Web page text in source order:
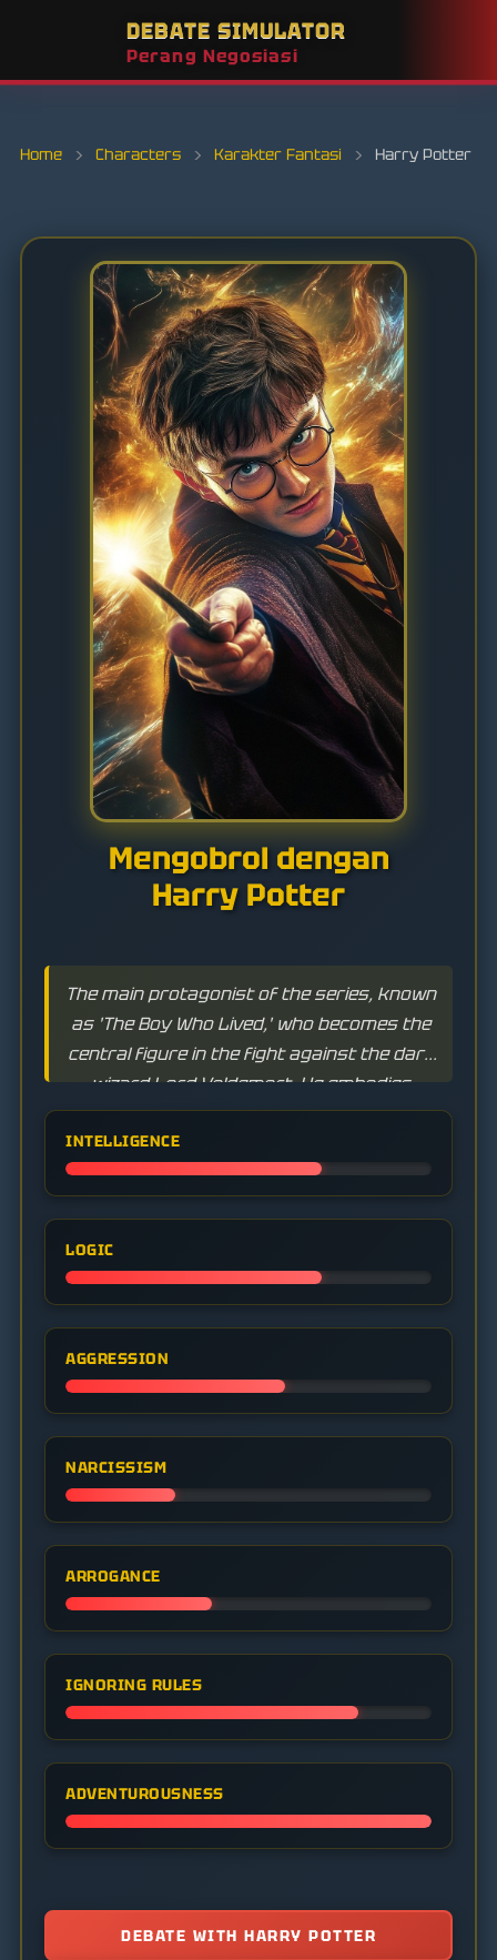
DEBATE SIMULATOR
Perang Negosiasi
Home › Characters › Karakter Fantasi › Harry Potter
Mengobrol dengan
Harry Potter
The main protagonist of the series, known
as 'The Boy Who Lived,' who becomes the
central figure in the fight against the dark
wizard Lord Voldemort. He embodies
bravery, loyalty, and the power of love.
INTELLIGENCE
LOGIC
AGGRESSION
NARCISSISM
ARROGANCE
IGNORING RULES
ADVENTUROUSNESS
DEBATE WITH HARRY POTTER